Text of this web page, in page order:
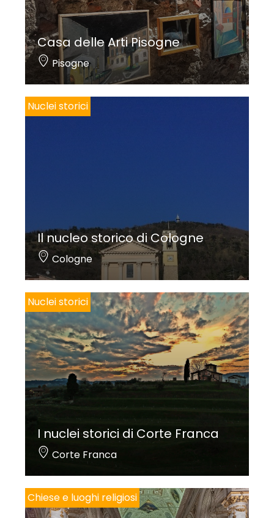
Casa delle Arti Pisogne
Pisogne
Nuclei storici
Il nucleo storico di Cologne
Cologne
Nuclei storici
I nuclei storici di Corte Franca
Corte Franca
Chiese e luoghi religiosi